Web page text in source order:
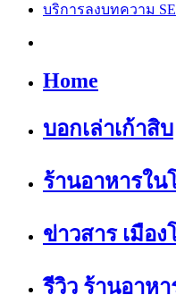
บริการลงบทความ
Home
บอกเล่าเก้าสิบ
ร้านอาหารใน
ข่าวสาร เมือง
รีวิว ร้านอาหา